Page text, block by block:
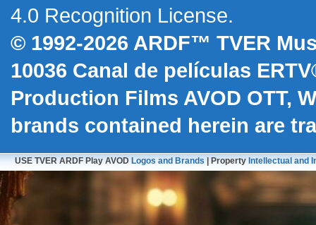
4.0 Recognition License.
© 1992-2026 ARDF™ TVER
10036 Canal de películas
Production Films AVOD OTT,
brands contained herein are
USE TVER ARDF Play AVODLogos and Brands| PropertyIntellectual and